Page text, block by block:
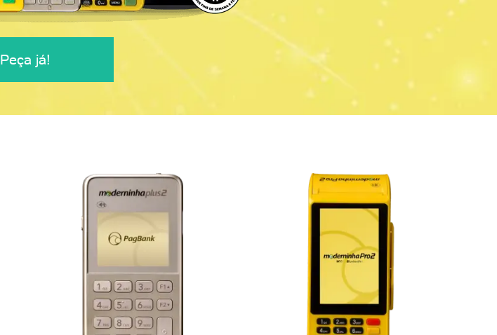
Peça já!